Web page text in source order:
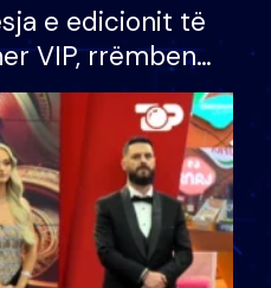
e edicionit të
VIP, rrëmben
100 mijë eurosh